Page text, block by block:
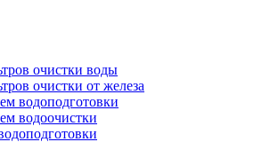
очистки воды
очистки от железа
водоподготовки
водоочистки